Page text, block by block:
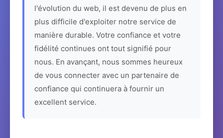
l'évolution du web, il est devenu de plus en
plus difficile d'exploiter notre service de
manière durable. Votre confiance et votre
fidélité continues ont tout signifié pour
nous. En avançant, nous sommes heureux
de vous connecter avec un partenaire de
confiance qui continuera à fournir un
excellent service.